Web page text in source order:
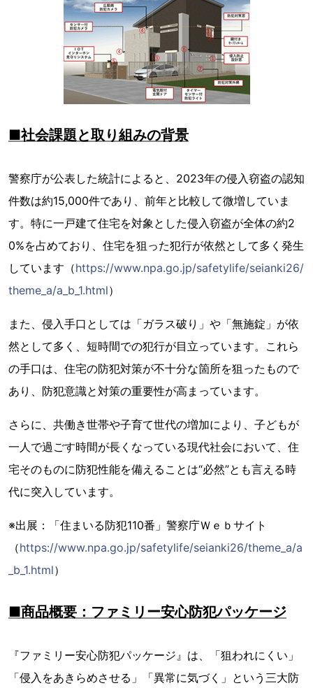
■社会課題と取り組みの背景
警察庁が公表した統計によると、2023年の侵入窃盗の認知
件数は約15,000件であり、前年と比較して微増していま
す。特に一戸建て住宅を対象とした侵入窃盗が全体の約2
0%を占めており、住宅を狙った犯行が依然として多く発生
しています（https://www.npa.go.jp/safetylife/seianki26/
theme_a/a_b_1.html）
また、侵入手口としては「ガラス破り」や「無施錠」が依
然として多く、短時間での犯行が目立っています。これら
の手口は、住宅の防犯対策が不十分な箇所を狙ったもので
あり、防犯意識と対策の重要性が高まっています。
さらに、共働き世帯や子育て世代の増加により、子どもが
一人で過ごす時間が長くなっている現代社会において、住
宅そのものに防犯性能を備えることは“必然”とも言える時
代に突入しています。
※出展：「住まいる防犯110番」警察庁Ｗｅｂサイト
（https://www.npa.go.jp/safetylife/seianki26/theme_a/a
_b_1.html）
■商品概要：ファミリー安心防犯パッケージ
『ファミリー安心防犯パッケージ』は、「狙われにくい」
「侵入をあきらめさせる」「異常に気づく」という三大防